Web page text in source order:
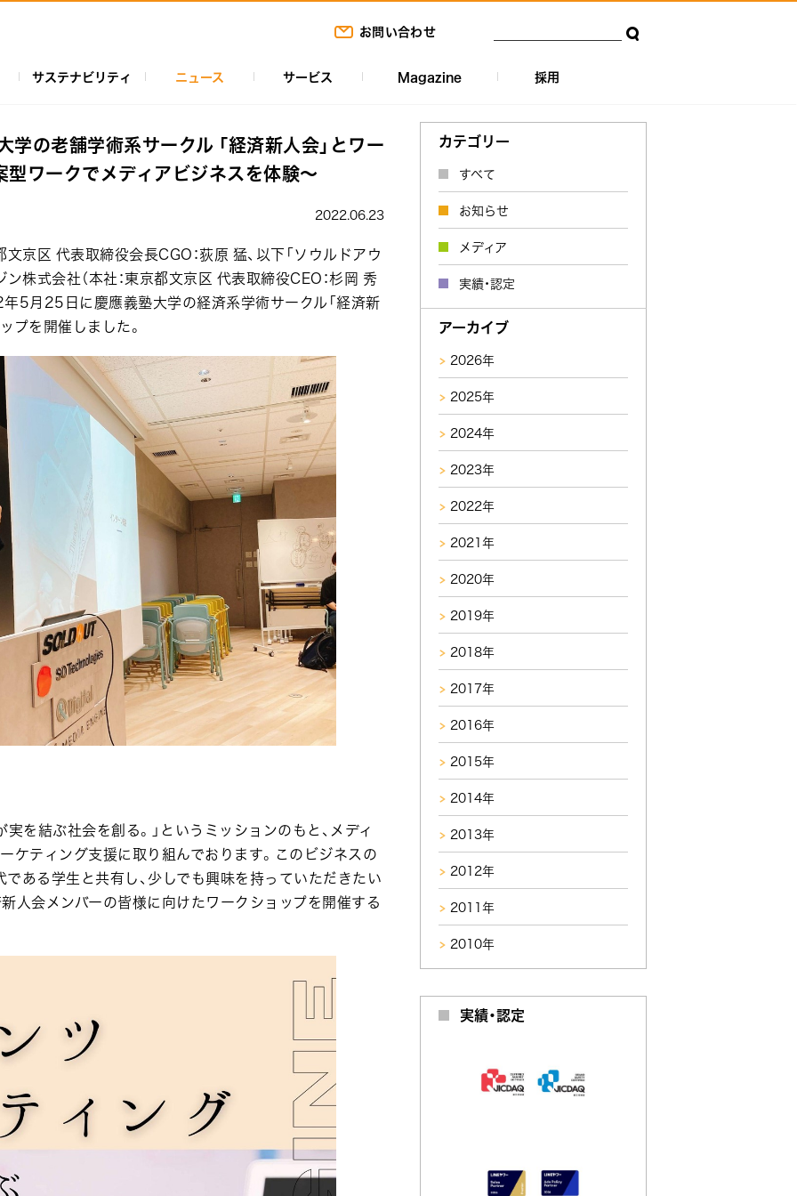
お問い合わせ
サステナビリティ ニュース サービス Magazine 採用
学の老舗学術系サークル 「経済新人会」とワー
ワークでメディアビジネスを体験～
2022.06.23
京区 代表取締役会長CGO：荻原 猛、以下「ソウルドアウ
株式会社（本社：東京都文京区 代表取締役CEO：杉岡 秀
年5月25日に慶應義塾大学の経済系学術サークル「経済新
プを開催しました。
を結ぶ社会を創る。」というミッションのもと、メディ
ケティング支援に取り組んでおります。このビジネスの
ある学生と共有し、少しでも興味を持っていただきたい
人会メンバーの皆様に向けたワークショップを開催する
カテゴリー
すべて
お知らせ
メディア
実績・認定
アーカイブ
2026年
2025年
2024年
2023年
2022年
2021年
2020年
2019年
2018年
2017年
2016年
2015年
2014年
2013年
2012年
2011年
2010年
実績・認定